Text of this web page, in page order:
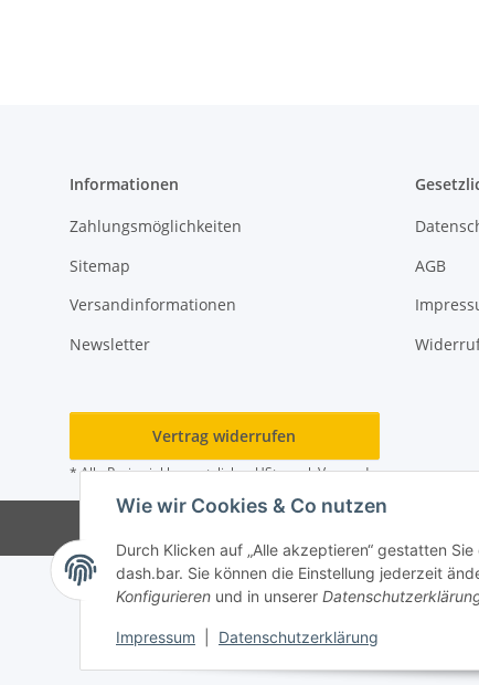
Wie wir Cookies & Co nutzen
Durch Klicken auf „Alle akzeptieren“ gestatten
dash.bar. Sie können die Einstellung jederzeit
Konfigurieren und in unserer
Impressum Datenschutzerklärung
Informationen
Zahlungsmöglichkeiten
Sitemap
Versandinformationen
Newsletter
AGB
Vertrag widerrufen
* Alle Preise inkl. gesetzlicher USt., zzgl.Versand